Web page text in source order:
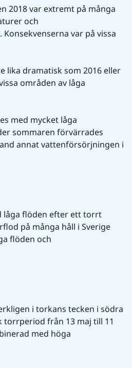
2018 var extremt på många
och
var på vissa
lika dramatisk som 2016 eller
områden av låga
med mycket låga
sommaren förvärrades
annat vattenförsörjningen i
låga flöden efter ett torrt
på många håll i Sverige
flöden och
i torkans tecken i södra
torrperiod från 13 maj till 11
med höga